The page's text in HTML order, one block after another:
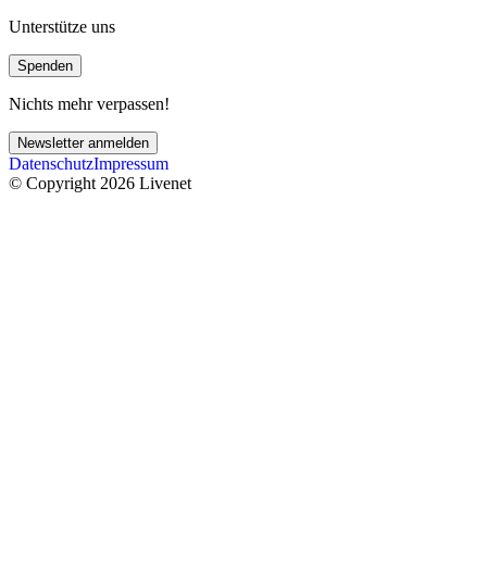
Unterstütze uns
Spenden
Nichts mehr verpassen!
Newsletter anmelden
DatenschutzImpressum
© Copyright 2026 Livenet